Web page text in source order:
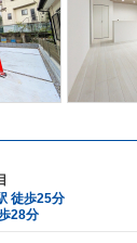
徒歩25分
28分